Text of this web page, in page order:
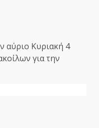
αύριο Κυριακή 4
για την